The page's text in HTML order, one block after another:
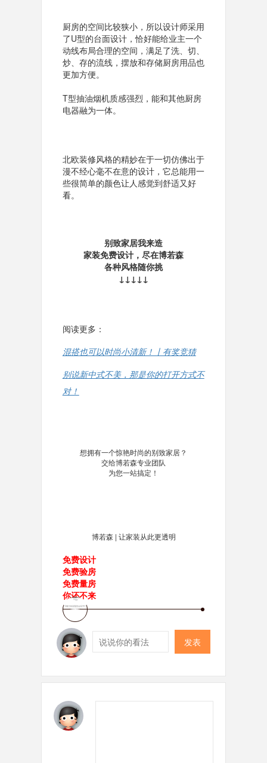
厨房的空间比较狭小，所以设计师采用
了U型的台面设计，恰好能给业主一个
动线布局合理的空间，满足了洗、切、
炒、存的流线，摆放和存储厨房用品也
更加方便。
T型抽油烟机质感强烈，能和其他厨房
电器融为一体。
北欧装修风格的精妙在于一切仿佛出于
漫不经心毫不在意的设计，它总能用一
些很简单的颜色让人感觉到舒适又好
看。
别致家居我来造
家装免费设计，尽在博若森
各种风格随你挑
↓↓↓↓↓
阅读更多：
混搭也可以时尚小清新！丨有奖竞猜
别说新中式不美，那是你的打开方式不
对！
想拥有一个惊艳时尚的别致家居？
交给博若森专业团队
为您一站搞定！
博若森 | 让家装从此更透明
免费设计
免费验房
免费量房
你还不来
发表